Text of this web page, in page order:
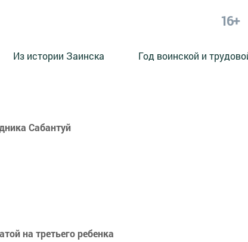
16+
Из истории Заинска Год воинской и
Сабантуй
на третьего ребенка